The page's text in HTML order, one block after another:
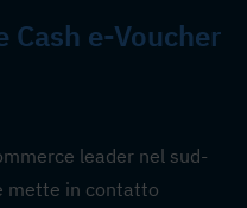
Cash e-Voucher
leader nel sud-
mette in contatto